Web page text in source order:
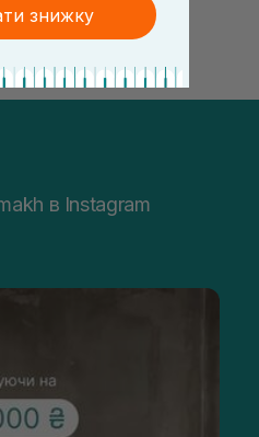
в Instagram
знижку